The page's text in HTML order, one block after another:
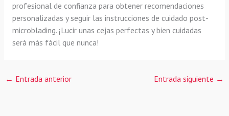
profesional de confianza para obtener recomendaciones
personalizadas y seguir las instrucciones de cuidado post-
microblading. ¡Lucir unas cejas perfectas y bien cuidadas
será más fácil que nunca!
← Entrada anterior Entrada siguiente →